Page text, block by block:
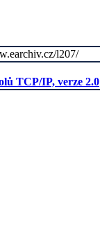
l207/
TCP/IP, verze 2.0